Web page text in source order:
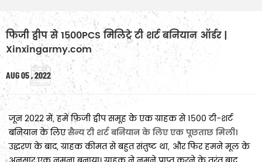
फिजी द्वीप से 1500PCS मिलिट्रे टी शर्ट बनियान ऑर्डर |
Xinxingarmy.com
AUG 05 , 2022
जून 2022 में, हमें फ़िजी द्वीप समूह के एक ग्राहक से 1500 टी-शर्ट
बनियान के लिएसैन्य टी शर्ट बनियान के लिए एक पूछताछ मिली।
उद्धरण के बाद, ग्राहक कीमत से बहुत संतुष्ट था, और फिर हमने मूल के